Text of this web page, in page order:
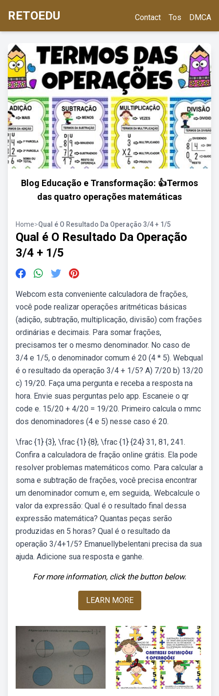
RETOEDU Contact Tos DMCA
Blog Educação e Transformação: 👍Termos
das quatro operações matemáticas
Home>Qual é O Resultado Da Operação 3/4 + 1/5
Qual é O Resultado Da Operação
3/4 + 1/5
Webcom esta conveniente calculadora de frações,
você pode realizar operações aritméticas básicas
(adição, subtração, multiplicação, divisão) com frações
ordinárias e decimais. Para somar frações,
precisamos ter o mesmo denominador. No caso de
3/4 e 1/5, o denominador comum é 20 (4 * 5). Webqual
é o resultado da operação 3/4 + 1/5? A) 7/20 b) 13/20
c) 19/20. Faça uma pergunta e receba a resposta na
hora. Envie suas perguntas pelo app. Escaneie o qr
code e. 15/20 + 4/20 = 19/20. Primeiro calcula o mmc
dos denominadores (4 e 5) nesse caso é 20.
\frac {1} {3}, \frac {1} {8}, \frac {1} {24} 31, 81, 241.
Confira a calculadora de fração online grátis. Ela pode
resolver problemas matemáticos como. Para calcular a
soma e subtração de frações, você precisa encontrar
um denominador comum e, em seguida,. Webcalcule o
valor da expressão: Qual é o resultado final dessa
expressão matemática? Quantas peças serão
produzidas en 5 horas? Qual é o resultado da
operação 3/4+1/5? Emanuellybelentani precisa da sua
ajuda. Adicione sua resposta e ganhe.
For more information, click the button below.
LEARN MORE